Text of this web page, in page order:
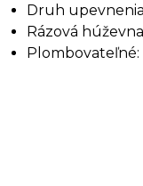
Druh
Rázová
Plombovateľné: